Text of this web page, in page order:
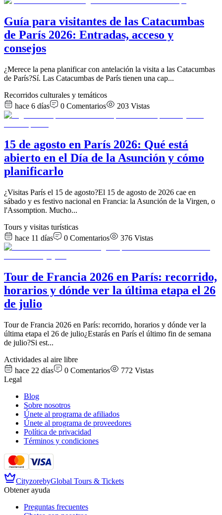
Guía para visitantes de las Catacumbas
de París 2026: Entradas, acceso y
consejos
¿Merece la pena planificar con antelación la visita a las Catacumbas
de París?Sí. Las Catacumbas de París tienen una cap...
Recorridos culturales y temáticos
hace 6 días
0 Comentarios 203 Vistas
15 de agosto en París 2026: Qué está
abierto en el Día de la Asunción y cómo
planificarlo
¿Visitas París el 15 de agosto?El 15 de agosto de 2026 cae en
sábado y es festivo nacional en Francia: la Asunción de la Virgen, o
l'Assomption. Mucho...
Tours y visitas turísticas
hace 11 días
0 Comentarios 376 Vistas
Tour de Francia 2026 en París: recorrido,
horarios y dónde ver la última etapa el 26
de julio
Tour de Francia 2026 en París: recorrido, horarios y dónde ver la
última etapa el 26 de julio¿Estarás en París el último fin de semana
de julio?Si est...
Actividades al aire libre
hace 22 días
0 Comentarios 772 Vistas
Legal
Blog
Sobre nosotros
Únete al programa de afiliados
Únete al programa de proveedores
Política de privacidad
Términos y condiciones
CityzorebyGlobal Tours & Tickets
Obtener ayuda
Preguntas frecuentes